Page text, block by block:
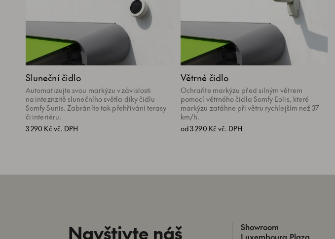
Sluneční čidlo
Automatizujte svou markýzu v závislosti
na inteznzitě slunečního světla díky čidlu
Somfy Sunis. Zabráníte tak přehřívání terasy
či interiéru.
3 290 Kč vč. DPH
Větrné čidlo
Ochraňte markýzu před silným větrem
pomocí větrného čidla Somfy Eolis, které
markýzu zatáhne při větru rychlejším než 37
km/h.
od 3 290 Kč vč. DPH
Navštivte náš
Showroom
Luxembourg Plaza